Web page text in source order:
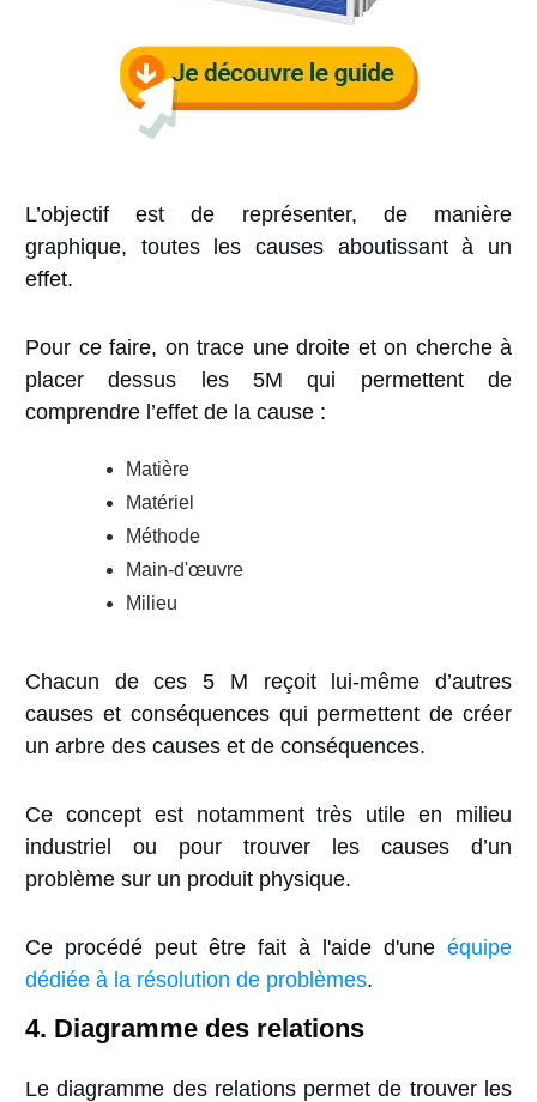
L’objectif est de représenter, de manière
graphique, toutes les causes aboutissant à un
effet.
Pour ce faire, on trace une droite et on cherche à
placer dessus les 5M qui permettent de
comprendre l’effet de la cause :
Matière
Matériel
Méthode
Main-d'œuvre
Milieu
Chacun de ces 5 M reçoit lui-même d’autres
causes et conséquences qui permettent de créer
un arbre des causes et de conséquences.
Ce concept est notamment très utile en milieu
industriel ou pour trouver les causes d’un
problème sur un produit physique.
Ce procédé peut être fait à l'aide d'une équipe
dédiée à la résolution de problèmes.
4. Diagramme des relations
Le diagramme des relations permet de trouver les